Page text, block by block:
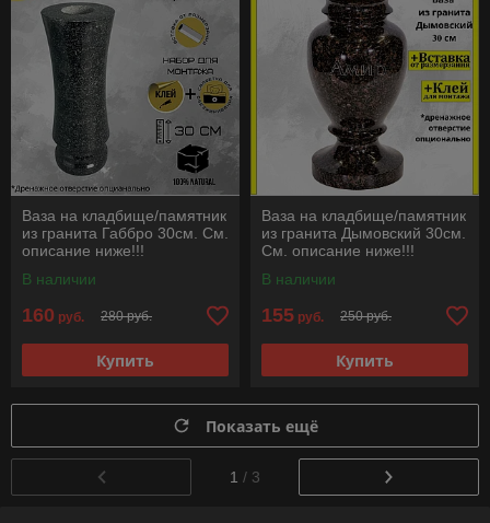
Ваза на кладбище/памятник
из гранита Габбро 30см. См.
описание ниже!!!
В наличии
160 руб. 280 руб.
Купить
Ваза на кладбище/памятник
из гранита Дымовский 30см.
См. описание ниже!!!
В наличии
155 руб. 250 руб.
Купить
Показать ещё
1 / 3